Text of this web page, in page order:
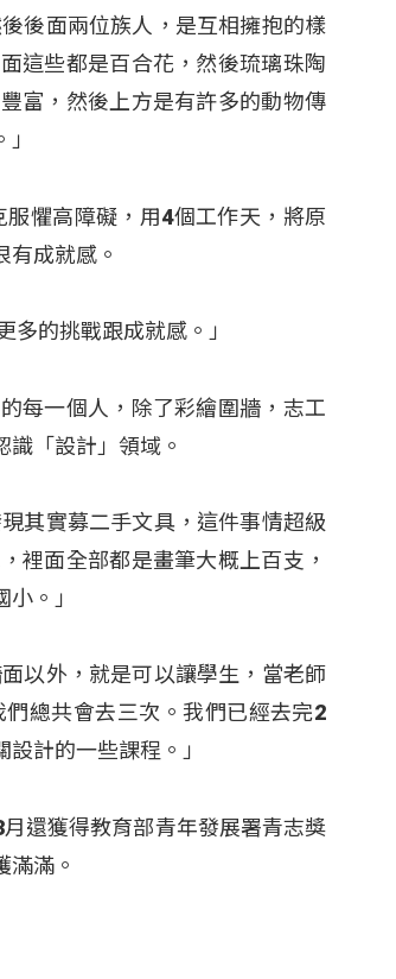
後面兩位族人，是互相擁抱的樣
這些都是百合花，然後琉璃珠陶
富，然後上方是有許多的動物傳
懼高障礙，用4個工作天，將原
成就感。
的挑戰跟成就感。」
每一個人，除了彩繪圍牆，志工
「設計」領域。
其實募二手文具，這件事情超級
裡面全部都是畫筆大概上百支，
。」
以外，就是可以讓學生，當老師
總共會去三次。我們已經去完2
計的一些課程。」
還獲得教育部青年發展署青志獎
滿滿。